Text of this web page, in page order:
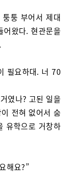
퉁 부어서 제대
왔다. 현관문을
필요하대. 너 70
였나? 고된 일을
전혀 없어서 숨
유학으로 거창하
해요?”